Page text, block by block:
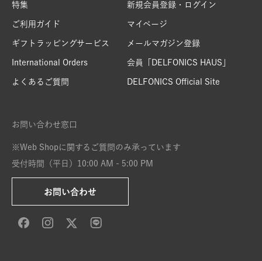
特集
ご利用ガイド
ギフトラッピングサービス
International Orders
よくあるご質問
新規会員登録・ログイン
マイページ
メールマガジン登録
会員「DELFONICS HAUS」
DELFONICS Official Site
お問い合わせ窓口
※Web Shopに関するご質問のみ承っています
受付時間（平日）10:00 AM - 5:00 PM
お問い合わせ